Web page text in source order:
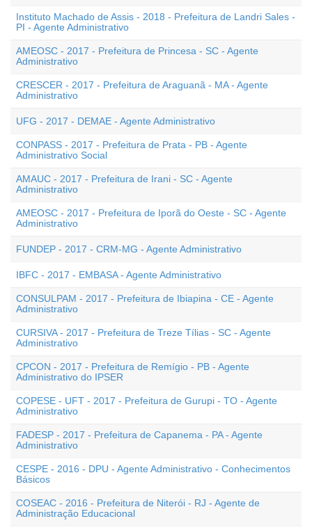
Instituto Machado de Assis - 2018 - Prefeitura de Landri Sales -
PI - Agente Administrativo
AMEOSC - 2017 - Prefeitura de Princesa - SC - Agente
Administrativo
CRESCER - 2017 - Prefeitura de Araguanã - MA - Agente
Administrativo
UFG - 2017 - DEMAE - Agente Administrativo
CONPASS - 2017 - Prefeitura de Prata - PB - Agente
Administrativo Social
AMAUC - 2017 - Prefeitura de Irani - SC - Agente
Administrativo
AMEOSC - 2017 - Prefeitura de Iporã do Oeste - SC - Agente
Administrativo
FUNDEP - 2017 - CRM-MG - Agente Administrativo
IBFC - 2017 - EMBASA - Agente Administrativo
CONSULPAM - 2017 - Prefeitura de Ibiapina - CE - Agente
Administrativo
CURSIVA - 2017 - Prefeitura de Treze Tílias - SC - Agente
Administrativo
CPCON - 2017 - Prefeitura de Remígio - PB - Agente
Administrativo do IPSER
COPESE - UFT - 2017 - Prefeitura de Gurupi - TO - Agente
Administrativo
FADESP - 2017 - Prefeitura de Capanema - PA - Agente
Administrativo
CESPE - 2016 - DPU - Agente Administrativo - Conhecimentos
Básicos
COSEAC - 2016 - Prefeitura de Niterói - RJ - Agente de
Administração Educacional